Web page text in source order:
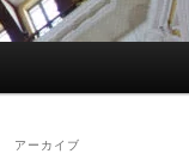
アーカイブ